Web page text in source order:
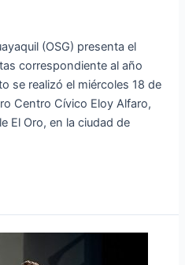
(OSG) presenta el
correspondiente al año
se realizó el miércoles 18 de
Centro Cívico Eloy Alfaro,
El Oro, en la ciudad de